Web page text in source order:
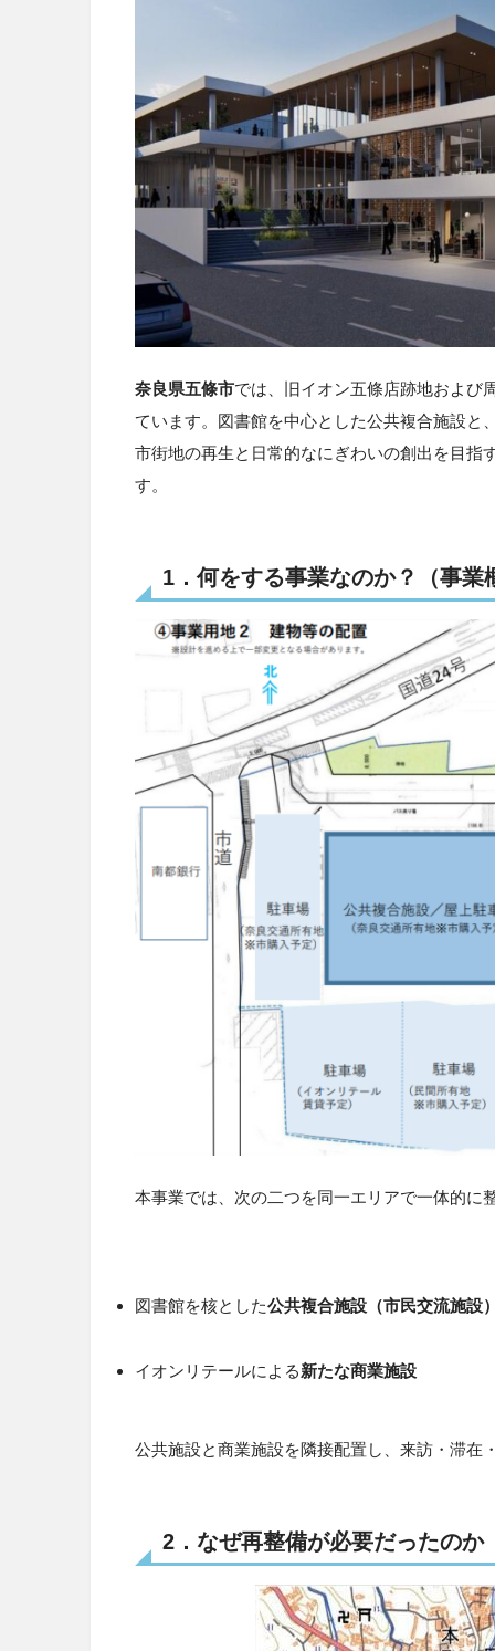
奈良県五條市では、旧イオン五條店跡地および
ています。図書館を中心とした公共複合施設と
市街地の再生と日常的なにぎわいの創出を目指
す。
1．何をする事業なのか？（事業
本事業では、次の二つを同一エリアで一体的に
図書館を核とした公共複合施設（市民交流施設
イオンリテールによる新たな商業施設
公共施設と商業施設を隣接配置し、来訪・滞在
2．なぜ再整備が必要だったのか